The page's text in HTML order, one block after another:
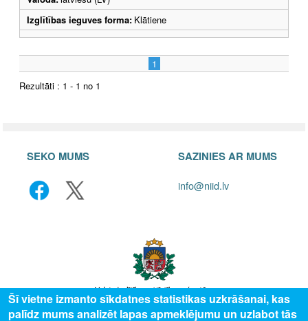
Izglītības ieguves forma: Klātiene
1
Rezultāti : 1 - 1 no 1
SEKO MUMS SAZINIES AR MUMS
info@niid.lv
Šī vietne izmanto sīkdatnes statistikas uzkrāšanai, kas
palīdz mums analizēt lapas apmeklējumu un uzlabot tās